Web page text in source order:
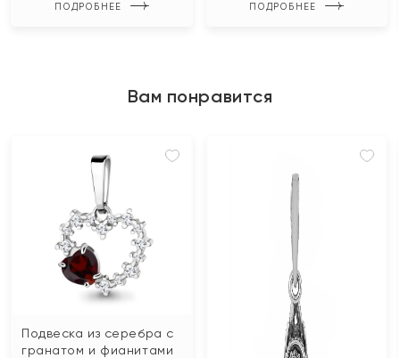
ПОДРОБНЕЕ ПОДРОБНЕЕ
Вам понравится
Подвеска из серебра с
гранатом и фианитами